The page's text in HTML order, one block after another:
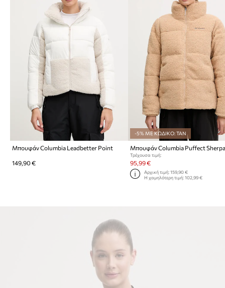
Μπουφάν Columbia Leadbetter Point
149,90 €
-5% ΜΕ ΚΩΔΙΚΟ: TAN
Μπουφάν Columbia Puffect
Τρέχουσα τιμή:
95,99 €
Αρχική τιμή: 159,90 €
Η χαμηλότερη τιμή: 102,99 €